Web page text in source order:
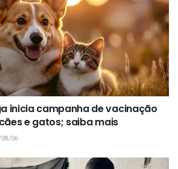
inicia campanha de vacinação
e gatos; saiba mais
06